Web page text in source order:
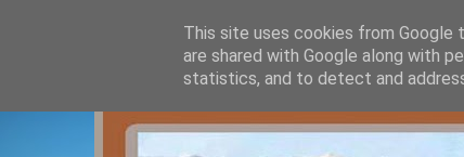
This site uses cookies from Google
are shared with Google along with
statistics, and to detect and